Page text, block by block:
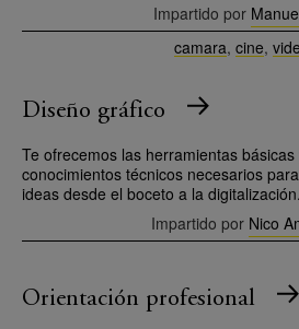
Impartido por
camara, cine,
Diseño gráfico
Te ofrecemos las herramientas básicas
conocimientos técnicos necesarios
ideas desde el boceto a la digitalización.
Impartido por Nico
Orientación profesional